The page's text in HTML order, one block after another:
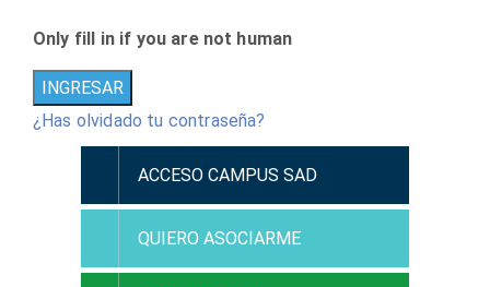
Only fill in if you are not human
¿Has olvidado tu contraseña?
ACCESO CAMPUS SAD
QUIERO ASOCIARME